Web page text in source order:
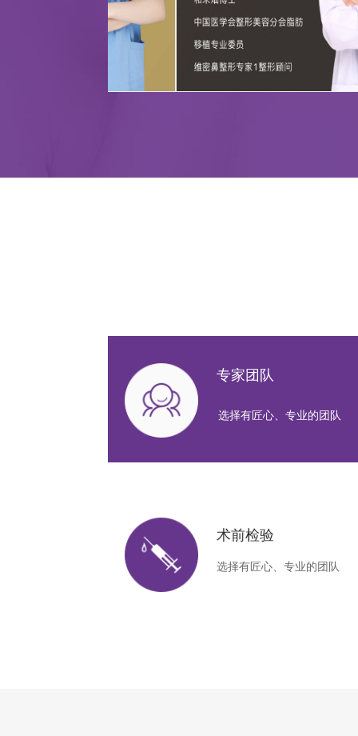
专家团队
选择有匠心、专业的团队
术前检验
选择有匠心、专业的团队